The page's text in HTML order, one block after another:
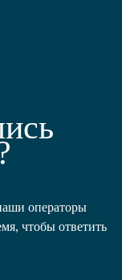
операторы
чтобы ответить